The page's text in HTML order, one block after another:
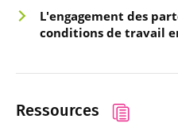
L'engagement des
conditions de travail
Ressources